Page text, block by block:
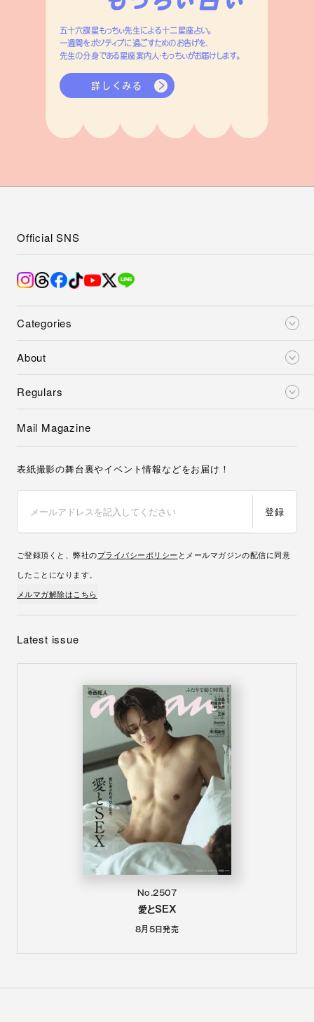
五十六謀星もっちぃ先生による十二星座占い。
一週間をポジティブに過ごすためのお告げを、
先生の分身である星座案内人・もっちぃがお届けします。
詳しくみる
Categories
About
Regulars
Official SNS
Mail Magazine
表紙撮影の舞台裏やイベント情報などをお届け！
登録
ご登録頂くと、弊社のプライバシーポリシー とメールマガジンの配信に同意
したことになります。
メルマガ解除はこちら
Latest issue
No.2507
愛とSEX
8月5日発売